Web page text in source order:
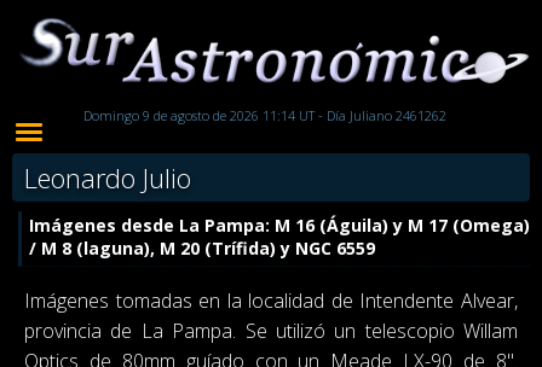
Domingo 9 de agosto de 2026 11:14 UT - Día Juliano 2461262
Leonardo Julio
Imágenes desde La Pampa: M 16 (Águila) y M 17 (Omega)
/ M 8 (laguna), M 20 (Trífida) y NGC 6559
Imágenes tomadas en la localidad de Intendente Alvear,
provincia de La Pampa. Se utilizó un telescopio Willam
Optics de 80mm guíado con un Meade LX-90 de 8".